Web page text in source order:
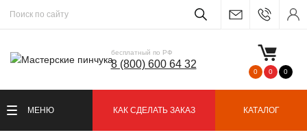
бесплатный по РФ
8 (800) 600 64 32
0 0 0
МЕНЮ КАК СДЕЛАТЬ ЗАКАЗ КАТАЛОГ